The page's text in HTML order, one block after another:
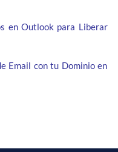
en Outlook para Liberar
Email con tu Dominio en